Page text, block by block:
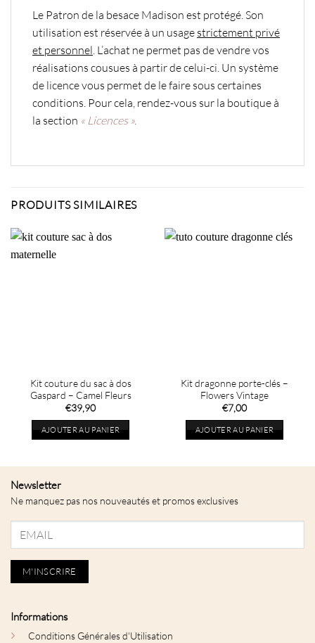
Le Patron de la besace Madison est protégé. Son
utilisation est réservée à un usage strictement privé
et personnel. L’achat ne permet pas de vendre vos
réalisations cousues à partir de celui-ci. Un système
de licence vous permet de le faire sous certaines
conditions. Pour cela, rendez-vous sur la boutique à
la section « Licences ».
PRODUITS SIMILAIRES
Kit couture du sac à dos
Gaspard – Camel Fleurs
€39,90
AJOUTER AU PANIER
Kit dragonne porte-clés –
Flowers Vintage
€7,00
AJOUTER AU PANIER
Newsletter
Ne manquez pas nos nouveautés et promos exclusives
Informations
Conditions Générales d'Utilisation